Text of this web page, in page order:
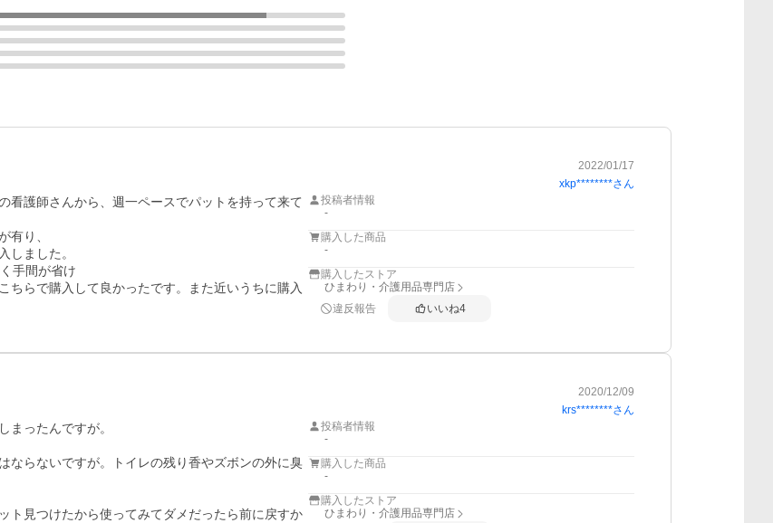
2022/01/17
xkp********さん
看護師さんから、週一ペースでパットを持って来て
有り、
しました。
手間が省け
ちらで購入して良かったです。また近いうちに購入
投稿者情報
-
購入した商品
-
購入したストア
ひまわり・介護用品専門店
違反報告
いいね4
2020/12/09
krs********さん
まったんですが。
ならないですが。トイレの残り香やズボンの外に臭
ト見つけたから使ってみてダメだったら前に戻すか
投稿者情報
-
購入した商品
-
購入したストア
ひまわり・介護用品専門店